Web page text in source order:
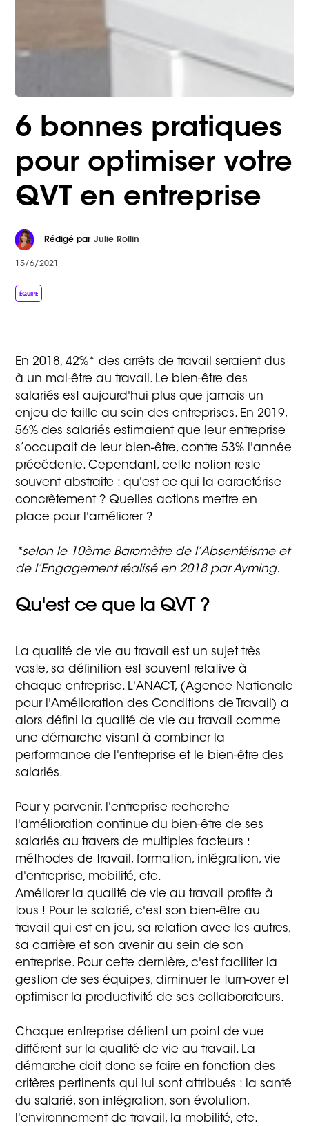
6 bonnes pratiques
pour optimiser votre
QVT en entreprise
Rédigé par Julie Rollin
15/6/2021
ÉQUIPE
En 2018, 42%* des arrêts de travail seraient dus
à un mal-être au travail. Le bien-être des
salariés est aujourd'hui plus que jamais un
enjeu de taille au sein des entreprises. En 2019,
56% des salariés estimaient que leur entreprise
s’occupait de leur bien-être, contre 53% l'année
précédente. Cependant, cette notion reste
souvent abstraite : qu'est ce qui la caractérise
concrètement ? Quelles actions mettre en
place pour l'améliorer ?
*selon le 10ème Baromètre de l’Absentéisme et
de l’Engagement réalisé en 2018 par Ayming.
Qu'est ce que la QVT ?
La qualité de vie au travail est un sujet très
vaste, sa définition est souvent relative à
chaque entreprise. L'ANACT, (Agence Nationale
pour l'Amélioration des Conditions de Travail) a
alors défini la qualité de vie au travail comme
une démarche visant à combiner la
performance de l'entreprise et le bien-être des
salariés.
Pour y parvenir, l'entreprise recherche
l'amélioration continue du bien-être de ses
salariés au travers de multiples facteurs :
méthodes de travail, formation, intégration, vie
d'entreprise, mobilité, etc.
Améliorer la qualité de vie au travail profite à
tous ! Pour le salarié, c'est son bien-être au
travail qui est en jeu, sa relation avec les autres,
sa carrière et son avenir au sein de son
entreprise. Pour cette dernière, c'est faciliter la
gestion de ses équipes, diminuer le turn-over et
optimiser la productivité de ses collaborateurs.
Chaque entreprise détient un point de vue
différent sur la qualité de vie au travail. La
démarche doit donc se faire en fonction des
critères pertinents qui lui sont attribués : la santé
du salarié, son intégration, son évolution,
l'environnement de travail, la mobilité, etc.